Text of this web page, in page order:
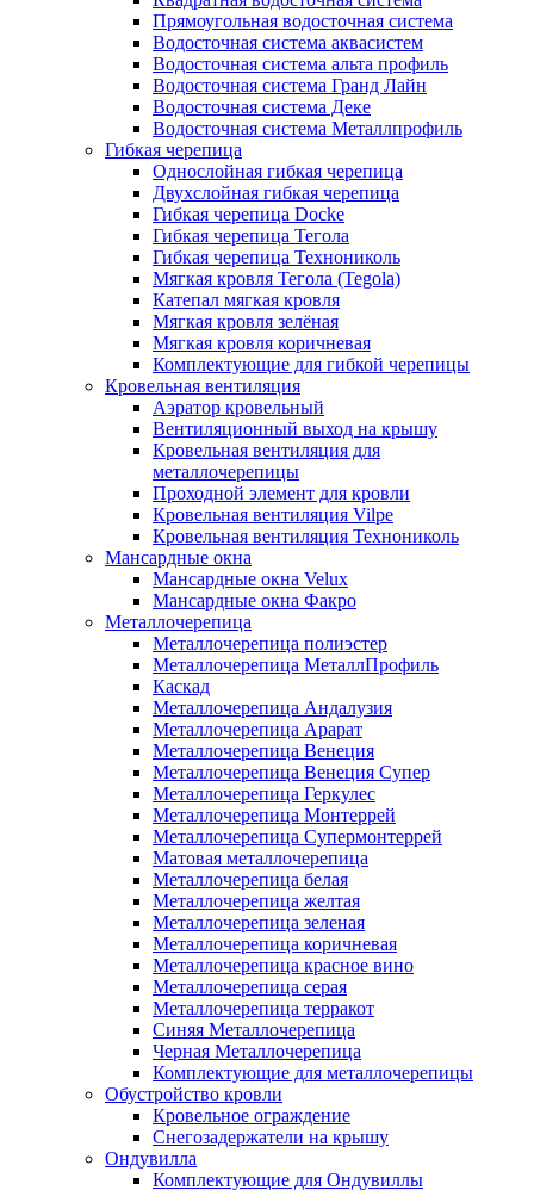
Прямоугольная водосточная система
Водосточная система аквасистем
Водосточная система альта профиль
Водосточная система Гранд Лайн
Водосточная система Деке
Водосточная система Металлпрофиль
Гибкая черепица
Однослойная гибкая черепица
Двухслойная гибкая черепица
Гибкая черепица Docke
Гибкая черепица Тегола
Гибкая черепица Технониколь
Мягкая кровля Тегола (Tegola)
Катепал мягкая кровля
Мягкая кровля зелёная
Мягкая кровля коричневая
Комплектующие для гибкой черепицы
Кровельная вентиляция
Аэратор кровельный
Вентиляционный выход на крышу
Кровельная вентиляция для
металлочерепицы
Проходной элемент для кровли
Кровельная вентиляция Vilpe
Кровельная вентиляция Технониколь
Мансардные окна
Мансардные окна Velux
Мансардные окна Факро
Металлочерепица
Металлочерепица полиэстер
Металлочерепица МеталлПрофиль
Каскад
Металлочерепица Андалузия
Металлочерепица Арарат
Металлочерепица Венеция
Металлочерепица Венеция Супер
Металлочерепица Геркулес
Металлочерепица Монтеррей
Металлочерепица Супермонтеррей
Матовая металлочерепица
Металлочерепица белая
Металлочерепица желтая
Металлочерепица зеленая
Металлочерепица коричневая
Металлочерепица красное вино
Металлочерепица серая
Металлочерепица терракот
Синяя Металлочерепица
Черная Металлочерепица
Комплектующие для металлочерепицы
Обустройство кровли
Кровельное ограждение
Снегозадержатели на крышу
Ондувилла
Комплектующие для Ондувиллы